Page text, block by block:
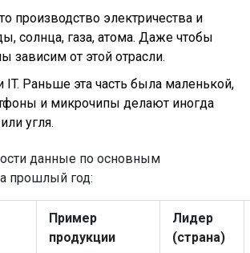
производство электричества и
солнца, газа, атома. Даже чтобы
зависим от этой отрасли.
IT. Раньше эта часть была маленькой,
и микрочипы делают иногда
угля.
данные по основным
прошлый год:
Пример
продукции
Лидер
(страна)